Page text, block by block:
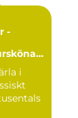
-
i